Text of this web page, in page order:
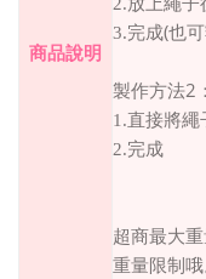
商品說明
3.完成(也
製作方法2 ：
1.直接將繩
2.完成
超商最大
重量限制哦